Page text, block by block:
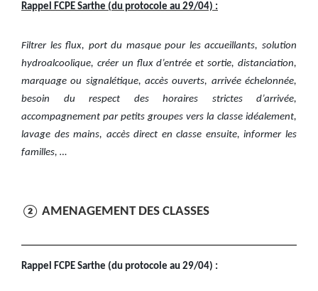
Rappel FCPE Sarthe (du protocole au 29/04) :
Filtrer les flux, port du masque pour les accueillants, solution
hydroalcoolique, créer un flux d’entrée et sortie, distanciation,
marquage ou signalétique, accès ouverts, arrivée échelonnée,
besoin du respect des horaires strictes d’arrivée,
accompagnement par petits groupes vers la classe idéalement,
lavage des mains, accès direct en classe ensuite, informer les
familles, …
② AMENAGEMENT DES CLASSES
Rappel FCPE Sarthe (du protocole au 29/04) :